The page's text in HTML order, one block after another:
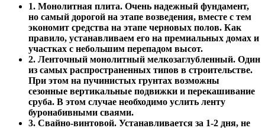
1. Монолитная плита. Очень надежный фундамент,
но самый дорогой на этапе возведения, вместе с тем
экономит средства на этапе черновых полов. Как
правило, устанавливаем его на премиальных домах и
участках с небольшим перепадом высот.
2. Ленточный монолитный мелкозаглубленный. Один
из самых распространенных типов в строительстве.
При этом на пучинистых грунтах возможны
сезонные вертикальные подвижки и перекашивание
сруба. В этом случае необходимо услить ленту
буронабивными сваями.
3. Свайно-винтовой. Устанавливается за 1-2 дня, не